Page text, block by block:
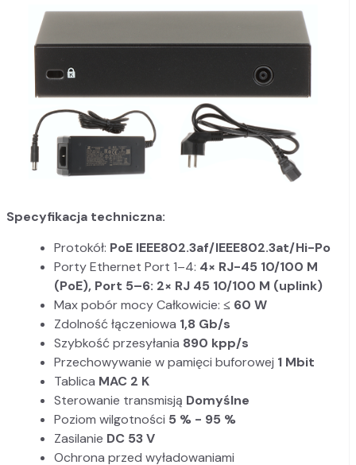
Specyfikacja techniczna:
Protokół: PoE IEEE802.3af/IEEE802.3at/Hi-Po
Porty Ethernet Port 1–4: 4× RJ-45 10/100 M
(PoE), Port 5–6: 2× RJ 45 10/100 M (uplink)
Max pobór mocy Całkowicie: ≤ 60 W
Zdolność łączeniowa 1,8 Gb/s
Szybkość przesyłania 890 kpp/s
Przechowywanie w pamięci buforowej 1 Mbit
Tablica MAC 2 K
Sterowanie transmisją Domyślne
Poziom wilgotności 5 % - 95 %
Zasilanie DC 53 V
Ochrona przed wyładowaniami